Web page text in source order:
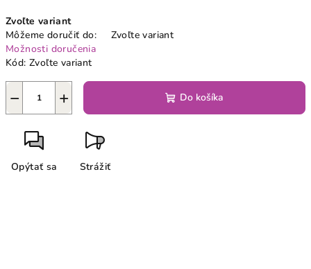
cena:
Zvoľte variant
Môžeme doručiť do:
Zvoľte variant
Možnosti doručenia
Kód: Zvoľte variant
+
− Do košíka
Opýtať sa Strážiť